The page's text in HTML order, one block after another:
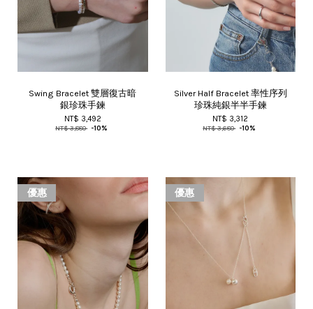
Swing Bracelet 雙層復古暗
銀珍珠手鍊
NT$ 3,492
NT$ 3,880 -10%
Silver Half Bracelet 率性序列
珍珠純銀半半手鍊
NT$ 3,312
NT$ 3,680 -10%
優惠 優惠